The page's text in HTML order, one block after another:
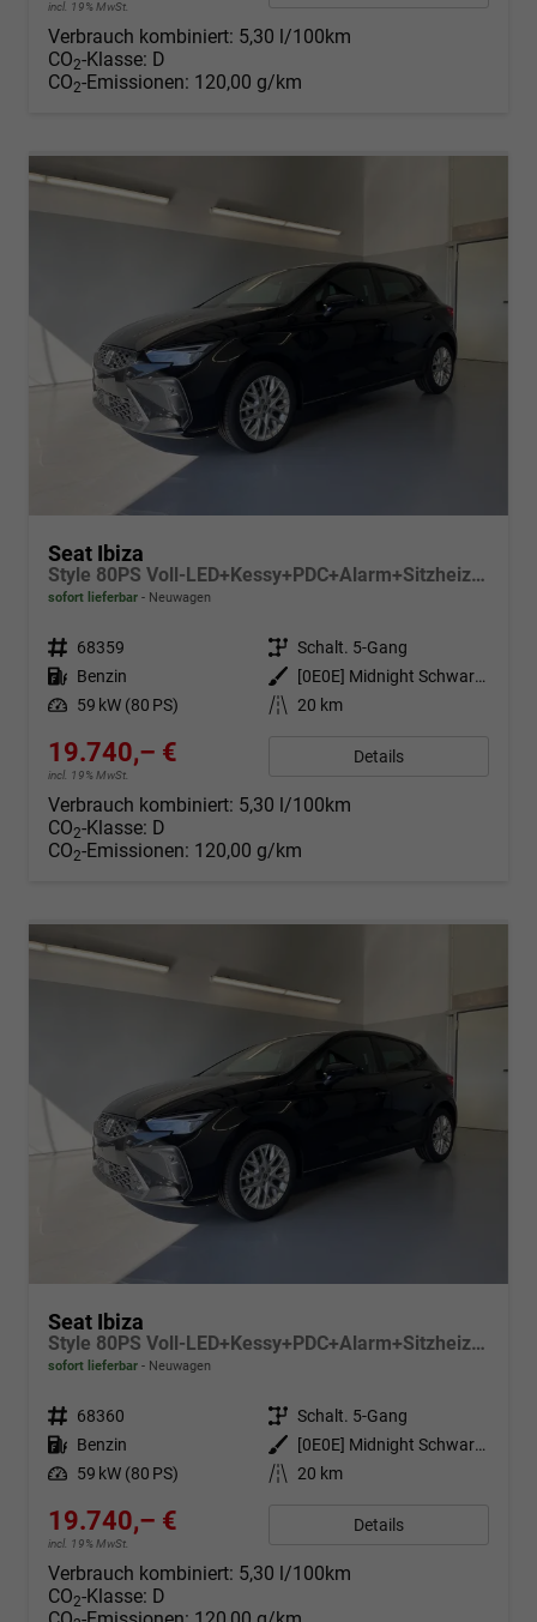
incl. 19% MwSt.
Verbrauch kombiniert: 5,30 l/100km
CO2-Klasse: D
CO2-Emissionen: 120,00 g/km
Seat Ibiza
Style 80PS Voll-LED+Kessy+PDC+Alarm+Sitzheizung+Kamera+App-Connect
sofort lieferbar Neuwagen
Fahrzeugnr. 68359 Getriebe Schalt. 5-Gang
Kraftstoff Benzin Außenfarbe
[0E0E] Midnight Schwarz Metallic
Leistung 59 kW (80 PS) Kilometerstand 20 km
19.740,– €
incl. 19% MwSt.
Details
Verbrauch kombiniert: 5,30 l/100km
CO2-Klasse: D
CO2-Emissionen: 120,00 g/km
Seat Ibiza
Style 80PS Voll-LED+Kessy+PDC+Alarm+Sitzheizung+Kamera+App-Connect
sofort lieferbar Neuwagen
Fahrzeugnr. 68360 Getriebe Schalt. 5-Gang
Kraftstoff Benzin Außenfarbe
[0E0E] Midnight Schwarz Metallic
Leistung 59 kW (80 PS) Kilometerstand 20 km
19.740,– €
incl. 19% MwSt.
Details
Verbrauch kombiniert: 5,30 l/100km
CO2-Klasse: D